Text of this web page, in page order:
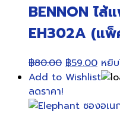
BENNON ไ
EH302A (แ
฿80.00 Original
price
฿80.00.
฿59.00
price
฿
หยิบ
Add to Wishlist
ลดราคา!